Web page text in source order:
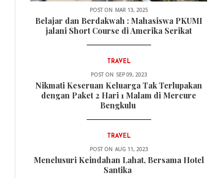
POST ON MAR 13, 2025
Belajar dan Berdakwah : Mahasiswa PKUMI
jalani Short Course di Amerika Serikat
TRAVEL
POST ON SEP 09, 2023
Nikmati Keseruan Keluarga Tak Terlupakan
dengan Paket 2 Hari 1 Malam di Mercure
Bengkulu
TRAVEL
POST ON AUG 11, 2023
Menelusuri Keindahan Lahat, Bersama Hotel
Santika